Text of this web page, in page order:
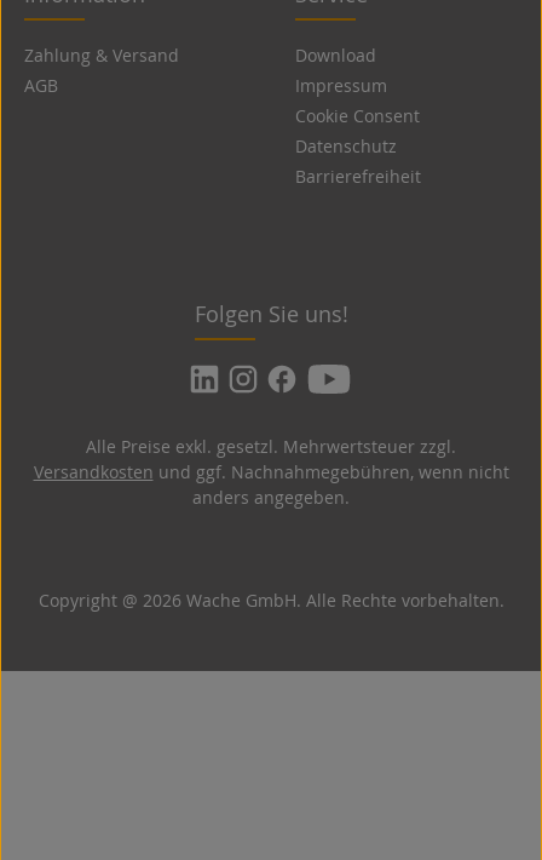
Zahlung & Versand
AGB
Download
Impressum
Cookie Consent
Datenschutz
Barrierefreiheit
Folgen Sie uns!
Copyright @ 2026 Wache GmbH. Alle Rechte vorbehalten.
Alle Preise exkl. gesetzl. Mehrwertsteuer zzgl.
Versandkosten und ggf. Nachnahmegebühren, wenn nicht
anders angegeben.